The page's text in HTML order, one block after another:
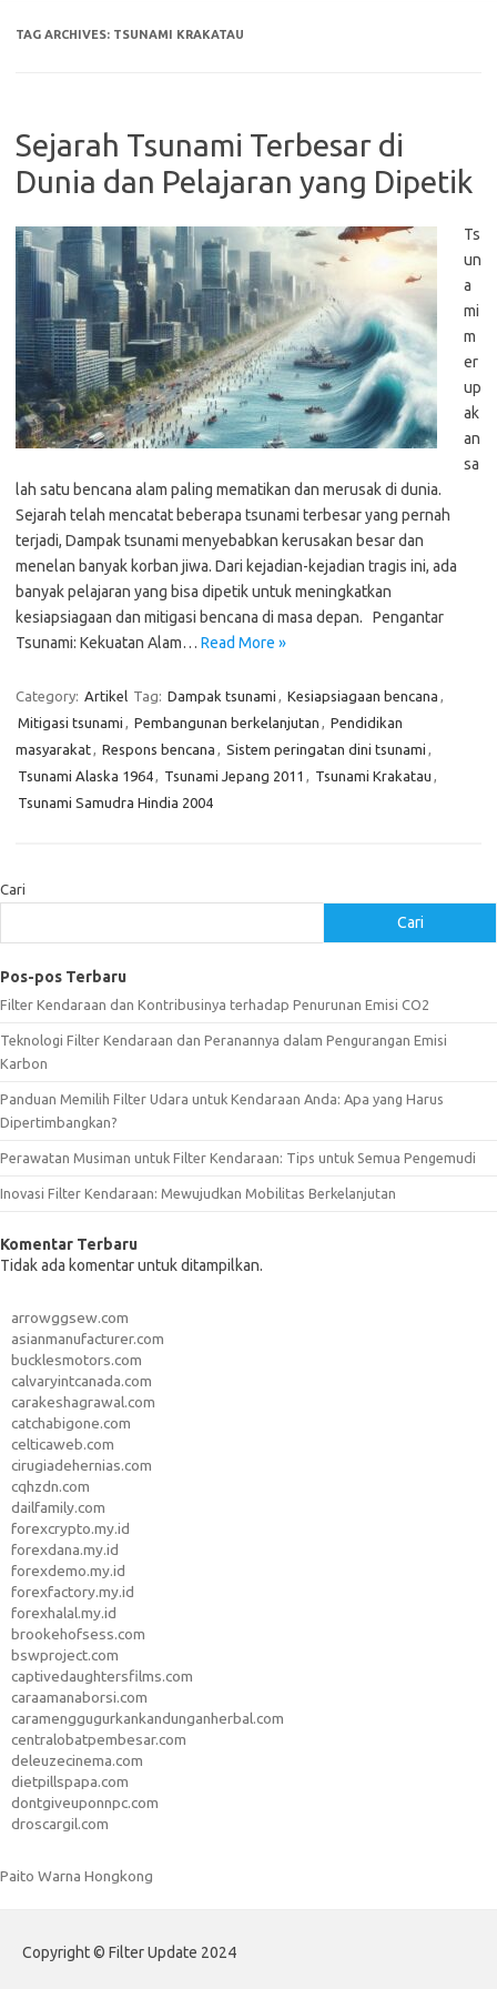
TAG ARCHIVES: TSUNAMI KRAKATAU
Sejarah Tsunami Terbesar di
Dunia dan Pelajaran yang Dipetik
Ts
un
a
mi
m
er
up
ak
an
sa
lah satu bencana alam paling mematikan dan merusak di dunia.
Sejarah telah mencatat beberapa tsunami terbesar yang pernah
terjadi, Dampak tsunami menyebabkan kerusakan besar dan
menelan banyak korban jiwa. Dari kejadian-kejadian tragis ini, ada
banyak pelajaran yang bisa dipetik untuk meningkatkan
kesiapsiagaan dan mitigasi bencana di masa depan. Pengantar
Tsunami: Kekuatan Alam… Read More »
Category: Artikel Tag: Dampak tsunami , Kesiapsiagaan bencana ,
Mitigasi tsunami , Pembangunan berkelanjutan , Pendidikan
masyarakat, Respons bencana , Sistem peringatan dini tsunami ,
Tsunami Alaska 1964, Tsunami Jepang 2011 , Tsunami Krakatau ,
Tsunami Samudra Hindia 2004
Cari
Cari
Pos-pos Terbaru
Filter Kendaraan dan Kontribusinya terhadap Penurunan Emisi CO2
Teknologi Filter Kendaraan dan Peranannya dalam Pengurangan Emisi
Karbon
Panduan Memilih Filter Udara untuk Kendaraan Anda: Apa yang Harus
Dipertimbangkan?
Perawatan Musiman untuk Filter Kendaraan: Tips untuk Semua Pengemudi
Inovasi Filter Kendaraan: Mewujudkan Mobilitas Berkelanjutan
Komentar Terbaru
Tidak ada komentar untuk ditampilkan.
arrowggsew.com
asianmanufacturer.com
bucklesmotors.com
calvaryintcanada.com
carakeshagrawal.com
catchabigone.com
celticaweb.com
cirugiadehernias.com
cqhzdn.com
dailfamily.com
forexcrypto.my.id
forexdana.my.id
forexdemo.my.id
forexfactory.my.id
forexhalal.my.id
brookehofsess.com
bswproject.com
captivedaughtersfilms.com
caraamanaborsi.com
caramenggugurkankandunganherbal.com
centralobatpembesar.com
deleuzecinema.com
dietpillspapa.com
dontgiveuponnpc.com
droscargil.com
Paito Warna Hongkong
Copyright © Filter Update 2024